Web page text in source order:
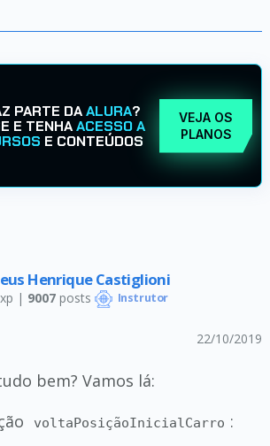
PARTE DAALURA?
E TENHAACESSO A
E CONTEÚDOS
VEJA OS
PLANOS
Henrique Castiglioni
xp | 9007posts Instrutor
22/10/2019
bem? Vamos lá:
voltaPosiçãoInicialCarro :